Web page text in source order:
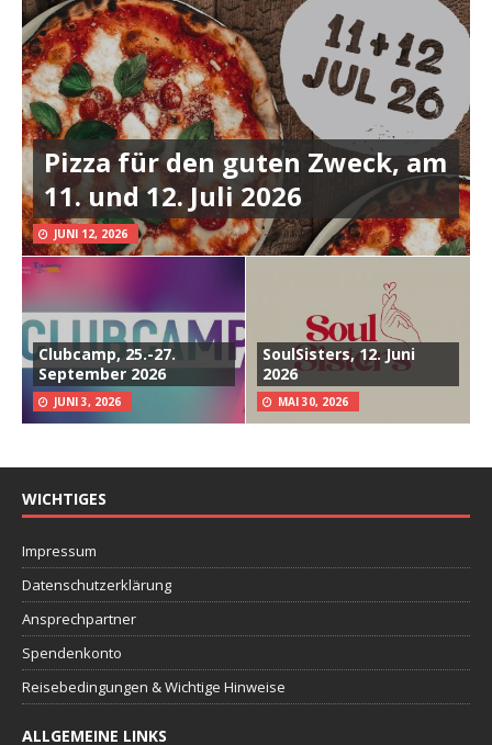
Pizza für den guten Zweck, am
11. und 12. Juli 2026
JUNI 12, 2026
Clubcamp, 25.-27.
September 2026
JUNI 3, 2026
SoulSisters, 12. Juni
2026
MAI 30, 2026
WICHTIGES
Impressum
Datenschutzerklärung
Ansprechpartner
Spendenkonto
Reisebedingungen & Wichtige Hinweise
ALLGEMEINE LINKS